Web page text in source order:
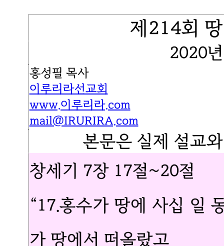
제214회
2020
홍성필 목사
이루리라선교회
www.이루리라.com
mail@IRURIRA.com
본문은 실제 설교
창세기 7장 17절~20절
“17.홍수가 땅에 사십 일
가 땅에서 떠올랐고